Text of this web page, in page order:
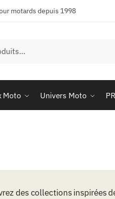
motards depuis 1998
Moto Univers Moto
des collections inspirées